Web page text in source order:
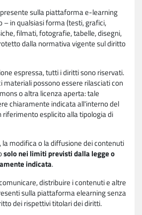
sulla piattaforma e-learning
– in qualsiasi forma (testi, grafici,
filmati, fotografie, tabelle, disegni,
dalla normativa vigente sul diritto
espressa, tutti i diritti sono riservati.
materiali possono essere rilasciati con
o altra licenza aperta: tale
chiaramente indicata all'interno del
riferimento esplicito alla tipologia di
la modifica o la diffusione dei contenuti
solo nei limiti previsti dalla legge o
indicata.
distribuire i contenuti e altre
sulla piattaforma elearning senza
dei rispettivi titolari dei diritti.